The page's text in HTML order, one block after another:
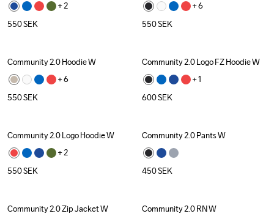
+ 2
550SEK
+ 6
550SEK
Community 2.0 Hoodie W
+ 6
550SEK
Community 2.0 Logo FZ Hoodie W
+ 1
600SEK
Community 2.0 Logo Hoodie W
+ 2
550SEK
Community 2.0 Pants W
450SEK
Community 2.0 Zip Jacket W Community 2.0 RN W